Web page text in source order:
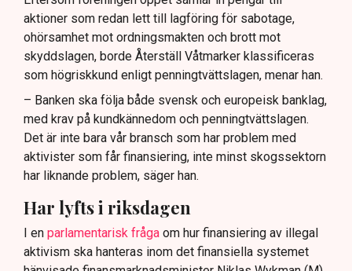
aktioner som redan lett till lagföring för sabotage,
ohörsamhet mot ordningsmakten och brott mot
skyddslagen, borde Återställ Våtmarker klassificeras
som högriskkund enligt penningtvättslagen, menar han.
– Banken ska följa både svensk och europeisk banklag,
med krav på kundkännedom och penningtvättslagen.
Det är inte bara vår bransch som har problem med
aktivister som får finansiering, inte minst skogssektorn
har liknande problem, säger han.
Har lyfts i riksdagen
I en parlamentarisk fråga om hur finansiering av illegal
aktivism ska hanteras inom det finansiella systemet